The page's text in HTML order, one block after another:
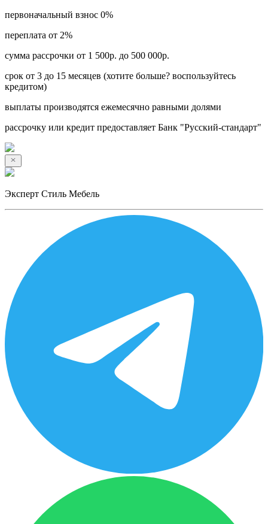
первоначальный взнос 0%
переплата от 2%
сумма рассрочки от 1 500р. до 500 000р.
срок от 3 до 15 месяцев (хотите больше? воспользуйтесь
кредитом)
выплаты производятся ежемесячно равными долями
рассрочку или кредит предоставляет Банк "Русский-стандарт"
Эксперт Стиль Мебель